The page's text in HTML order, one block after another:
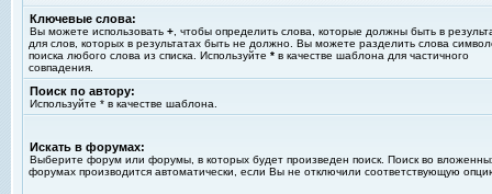
Ключевые слова:
Вы можете использовать + , чтобы определить слова, которые должны быть в
для слов, которых в результатах быть не должно. Вы можете разделить слова
поиска любого слова из списка. Используйте * в качестве шаблона для частичного
совпадения.
Поиск по автору:
Используйте * в качестве шаблона.
Искать в форумах:
Выберите форум или форумы, в которых будет произведен поиск. Поиск во
форумах производится автоматически, если Вы не отключили соответствующую